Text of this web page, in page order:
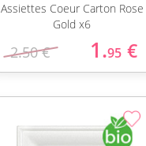
Assiettes Coeur Carton Rose
Gold x6
2.50 € 1.95 €